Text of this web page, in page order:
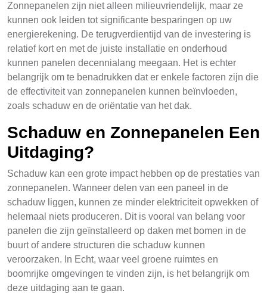
Zonnepanelen zijn niet alleen milieuvriendelijk, maar ze
kunnen ook leiden tot significante besparingen op uw
energierekening. De terugverdientijd van de investering is
relatief kort en met de juiste installatie en onderhoud
kunnen panelen decennialang meegaan. Het is echter
belangrijk om te benadrukken dat er enkele factoren zijn die
de effectiviteit van zonnepanelen kunnen beïnvloeden,
zoals schaduw en de oriëntatie van het dak.
Schaduw en Zonnepanelen Een
Uitdaging?
Schaduw kan een grote impact hebben op de prestaties van
zonnepanelen. Wanneer delen van een paneel in de
schaduw liggen, kunnen ze minder elektriciteit opwekken of
helemaal niets produceren. Dit is vooral van belang voor
panelen die zijn geïnstalleerd op daken met bomen in de
buurt of andere structuren die schaduw kunnen
veroorzaken. In Echt, waar veel groene ruimtes en
boomrijke omgevingen te vinden zijn, is het belangrijk om
deze uitdaging aan te gaan.